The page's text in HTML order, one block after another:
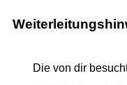
Die von dir